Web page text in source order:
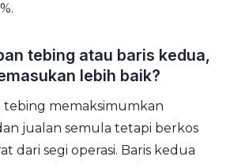
tebing atau baris kedua,
lebih baik?
tebing memaksimumkan
jualan semula tetapi berkos
dari segi operasi. Baris kedua